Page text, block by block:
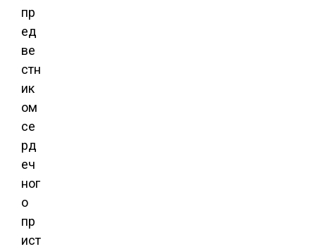
пр
ед
ве
стн
ик
ом
се
рд
еч
ног
о
пр
ист